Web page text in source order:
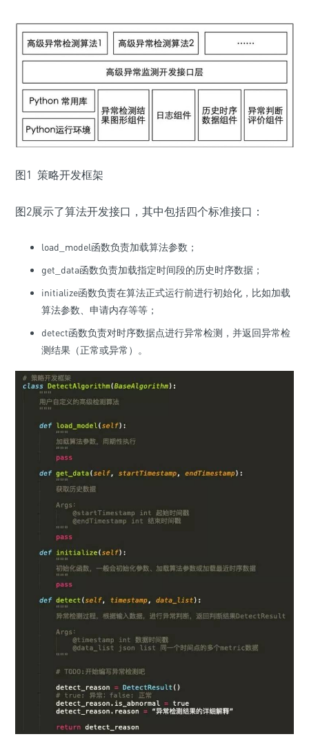
图1 策略开发框架
图2展示了算法开发接口，其中包括四个标准接口：
load_model函数负责加载算法参数；
get_data函数负责加载指定时间段的历史时序数据；
initialize函数负责在算法正式运行前进行初始化，比如加载
算法参数、申请内存等等；
detect函数负责对时序数据点进行异常检测，并返回异常检
测结果（正常或异常）。